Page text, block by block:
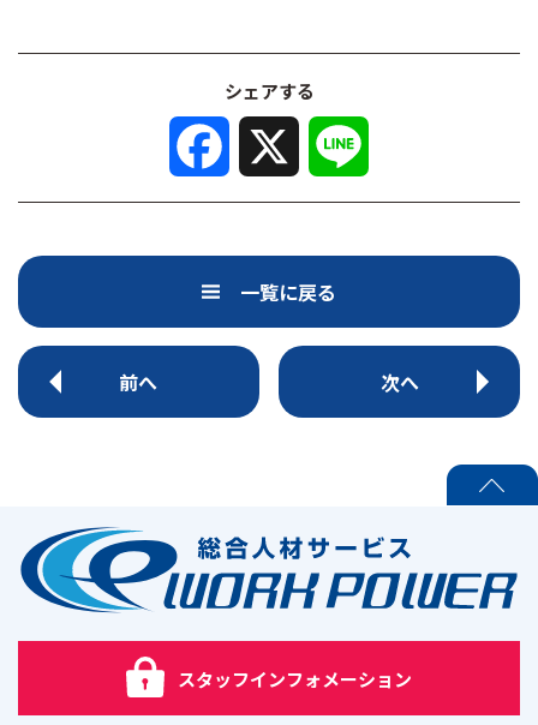
シェアする
F
b
k
X
一覧に戻る
前へ 次へ
スタッフインフォメーション